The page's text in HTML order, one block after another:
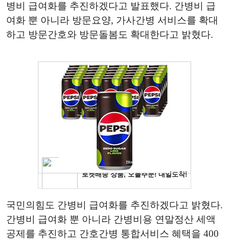
병비 급여화를 추진하겠다고 발표했다. 간병비 급
여화 뿐 아니라 방문요양, 가사간병 서비스를 확대
하고 방문간호와 방문돌봄도 확대한다고 밝혔다.
국민의힘도 간병비 급여화를 추진하겠다고 밝혔다.
간병비 급여화 뿐 아니라 간병비용 연말정산 세액
공제를 추진하고 간호간병 통합서비스 혜택을 400